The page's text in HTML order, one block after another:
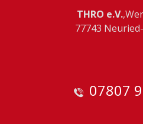
THRO e.V.
77743
07807